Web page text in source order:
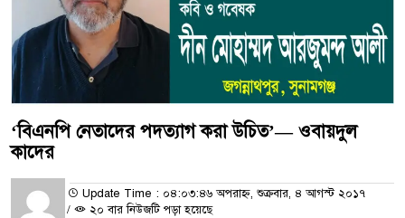
‘বিএনপি নেতাদের পদত্যাগ করা উচিত’— ওবায়দুল
কাদের
Update Time : ০৪:০৩:৪৬ অপরাহ্ন, শুক্রবার, ৪ আগস্ট ২০১৭
/
২০ বার নিউজটি পড়া হয়েছে